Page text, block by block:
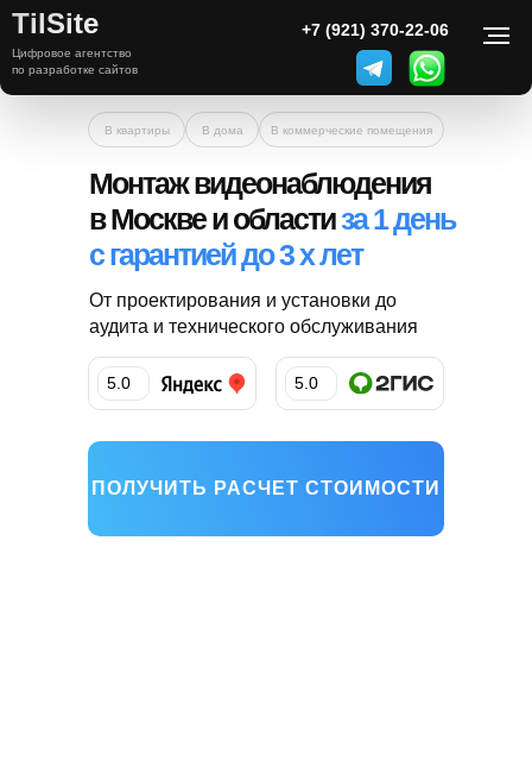
TilSite
Цифровое агентство
по разработке сайтов
+7 (921) 370-22-06
Монтаж видеонаблюдения
в Москве и областиза 1 день
с гарантией до 3 х лет
ПОЛУЧИТЬ РАСЧЕТ СТОИМОСТИ
От проектирования и установки до
аудита и технического обслуживания
Монтаж видеонаблюдения
+7 (999) 000-00-00
5.0 5.0
В квартиры В дома В коммерческие помещения